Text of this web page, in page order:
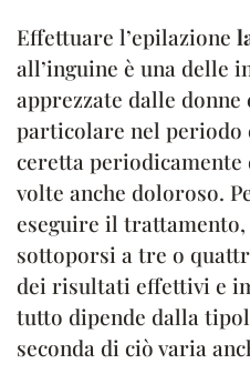
Effettuare l’epilazione
all’inguine è una delle
apprezzate dalle
particolare nel periodo
ceretta periodicamente
volte anche doloroso.
eseguire il
sottoporsi a tre o
dei risultati effettivi e
tutto dipende dalla
seconda di ciò varia